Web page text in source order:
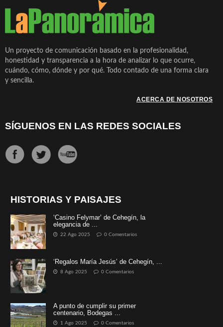
Un proyecto de comunicación basado en la profesionalidad,
honestidad y transparencia a la hora de analizar lo que ocurre,
cuándo, cómo, dónde y por qué. Todo contado de una forma clara
y sencilla.
ACERCA DE NOSOTROS
SÍGUENOS EN LAS REDES SOCIALES
HISTORIAS Y PAISAJES
‘Casino Felymar’ de Cehegín, la
elegancia de ...
22 Ago 2025 0 Comentarios
‘Regalos María Jesús’ de Cehegín, ...
8 Ago 2025 0 Comentarios
A punto de cumplir su primer
centenario, Bodegas ...
1 Ago 2025 0 Comentarios